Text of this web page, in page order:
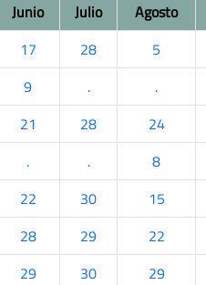
Junio Julio Agosto
17 28 5
9 . .
21 28 24
. . 8
22 30 15
28 29 22
29 30 29